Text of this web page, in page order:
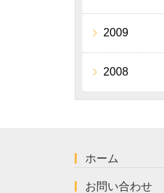
2009
2008
ホーム
お問い合わせ